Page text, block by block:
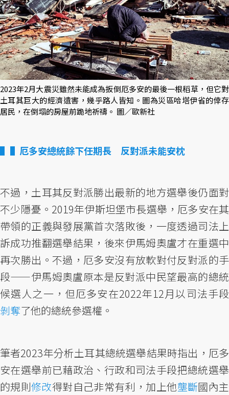
2023年2月大震災雖然未能成為扳倒厄多安的最後一根稻草，但它對
土耳其巨大的經濟遺害，幾乎路人皆知。圖為災區哈塔伊省的倖存
居民，在倒塌的房屋前跪地祈禱。 圖／歐新社
▌厄多安總統餘下任期長 反對派未能安枕
不過，土耳其反對派勝出最新的地方選舉後仍面對
不少隱憂。2019年伊斯坦堡市長選舉，厄多安在其
帶領的正義與發展黨首次落敗後，一度透過司法上
訴成功推翻選舉結果，後來伊馬姆奧盧才在重選中
再次勝出。不過，厄多安沒有放軟對付反對派的手
段——伊馬姆奧盧原本是反對派中民望最高的總統
候選人之一，但厄多安在2022年12月以司法手段
剝奪了他的總統參選權。
筆者2023年分析土耳其總統選舉結果時指出，厄多
安在選舉前已藉政治、行政和司法手段把總統選舉
的規則修改得對自己非常有利，加上他壟斷國內主